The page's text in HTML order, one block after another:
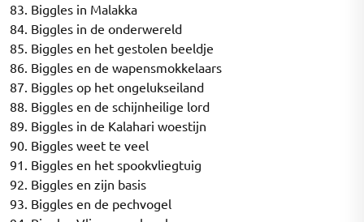
83. Biggles in Malakka
84. Biggles in de onderwereld
85. Biggles en het gestolen beeldje
86. Biggles en de wapensmokkelaars
87. Biggles op het ongelukseiland
88. Biggles en de schijnheilige lord
89. Biggles in de Kalahari woestijn
90. Biggles weet te veel
91. Biggles en het spookvliegtuig
92. Biggles en zijn basis
93. Biggles en de pechvogel